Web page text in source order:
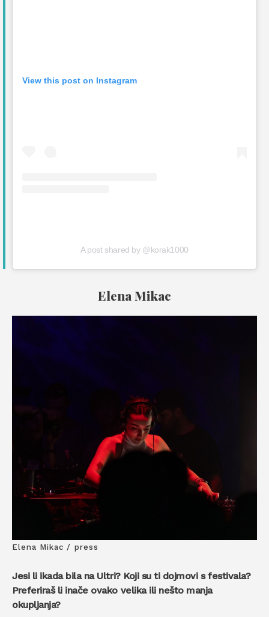
View this post on Instagram
A post shared by @korak1000
Elena Mikac
Elena Mikac / press
Jesi li ikada bila na Ultri? Koji su ti dojmovi s festivala?
Preferiraš li inače ovako velika ili nešto manja
okupljanja?